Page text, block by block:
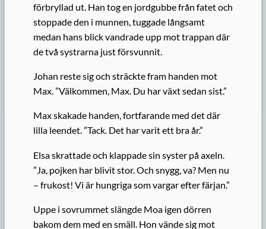
förbryllad ut. Han tog en jordgubbe från fatet och
stoppade den i munnen, tuggade långsamt
medan hans blick vandrade upp mot trappan där
de två systrarna just försvunnit.
Johan reste sig och sträckte fram handen mot
Max. ”Välkommen, Max. Du har växt sedan sist.”
Max skakade handen, fortfarande med det där
lilla leendet. ”Tack. Det har varit ett bra år.”
Elsa skrattade och klappade sin syster på axeln.
”Ja, pojken har blivit stor. Och snygg, va? Men nu
– frukost! Vi är hungriga som vargar efter färjan.”
Uppe i sovrummet slängde Moa igen dörren
bakom dem med en smäll. Hon vände sig mot